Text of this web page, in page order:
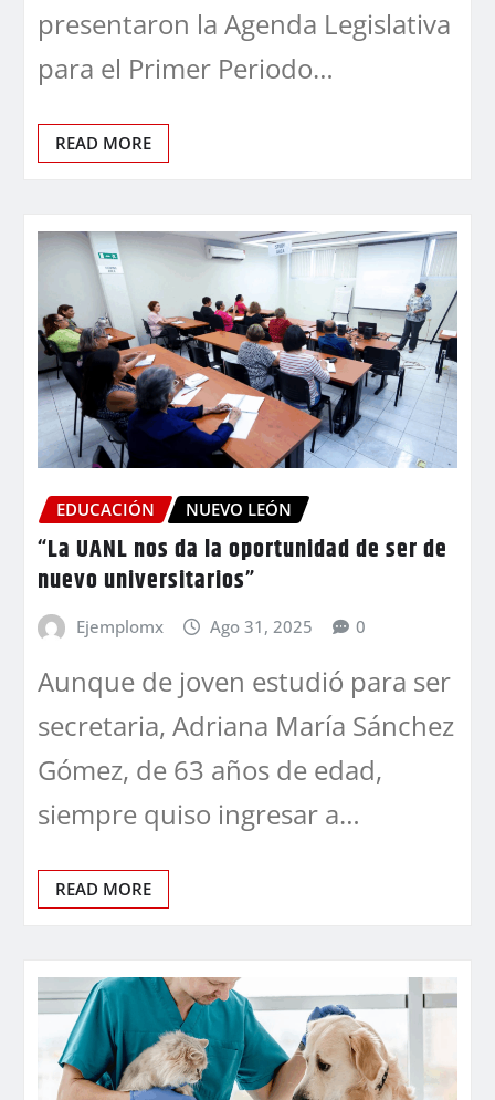
presentaron la Agenda Legislativa
para el Primer Periodo…
READ MORE
EDUCACIÓN NUEVO LEÓN
“La UANL nos da la oportunidad de ser de
nuevo universitarios”
Ejemplomx Ago 31, 2025 0
Aunque de joven estudió para ser
secretaria, Adriana María Sánchez
Gómez, de 63 años de edad,
siempre quiso ingresar a…
READ MORE